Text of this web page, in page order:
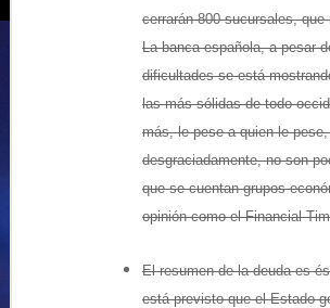
cerrarán 800 sucursales,
La banca española, a pesar
dificultades se está
las más sólidas de todo
más, le pese a quien le
desgraciadamente, no son
que se cuentan grupos
opinión como el Financial
El resumen de la deuda es
está previsto que el Estado